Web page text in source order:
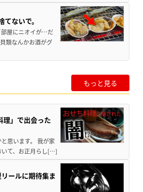
ないで。
部屋にニオイが…だ
類なんかお酒がグ
もっと見る
理」で出会った
思います。 我が家
いて、お正月らし[…]
ールに期待集ま